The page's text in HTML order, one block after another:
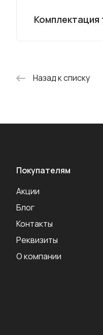
Комплектация
Назад к списку
Покупателям
Акции
Блог
Контакты
Реквизиты
О компании